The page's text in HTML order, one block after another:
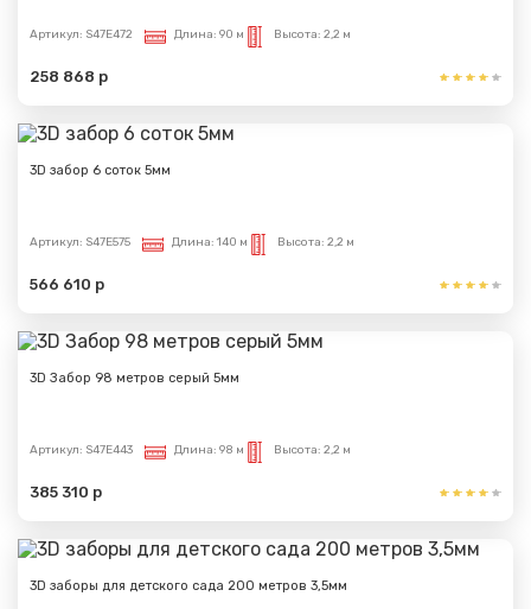
Артикул: S47E472 Длина: 90 м Высота: 2,2 м
258 868 р
3D забор 6 соток 5мм
Артикул: S47E575 Длина: 140 м Высота: 2,2 м
566 610 р
3D Забор 98 метров серый 5мм
Артикул: S47E443 Длина: 98 м Высота: 2,2 м
385 310 р
3D заборы для детского сада 200 метров 3,5мм